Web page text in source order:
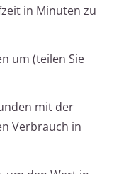
in Minuten zu
um (teilen Sie
mit der
Verbrauch in